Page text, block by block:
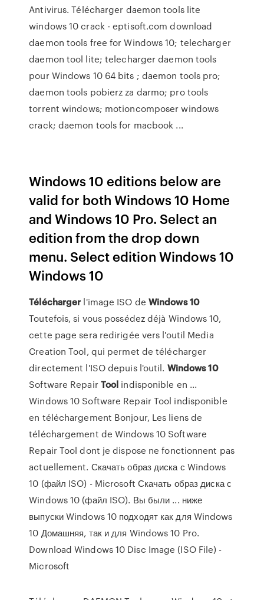
Antivirus. Télécharger daemon tools lite
windows 10 crack - eptisoft.com download
daemon tools free for Windows 10; telecharger
daemon tool lite; telecharger daemon tools
pour Windows 10 64 bits ; daemon tools pro;
daemon tools pobierz za darmo; pro tools
torrent windows; motioncomposer windows
crack; daemon tools for macbook ...
Windows 10 editions below are
valid for both Windows 10 Home
and Windows 10 Pro. Select an
edition from the drop down
menu. Select edition Windows 10
Windows 10
Télécharger l'image ISO de Windows 10
Toutefois, si vous possédez déjà Windows 10,
cette page sera redirigée vers l'outil Media
Creation Tool, qui permet de télécharger
directement l'ISO depuis l'outil. Windows10
Software RepairTool indisponible en ...
Windows 10 Software Repair Tool indisponible
en téléchargement Bonjour, Les liens de
téléchargement de Windows 10 Software
Repair Tool dont je dispose ne fonctionnent pas
actuellement. Скачать образ диска с Windows
10 (файл ISO) - Microsoft Скачать образ диска с
Windows 10 (файл ISO). Вы были ... ниже
выпуски Windows 10 подходят как для Windows
10 Домашняя, так и для Windows 10 Pro.
Download Windows 10 Disc Image (ISO File) -
Microsoft